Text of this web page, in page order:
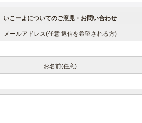
いこーよについてのご意見・お問い合わせ
メールアドレス(任意 返信を希望される方)
お名前(任意)